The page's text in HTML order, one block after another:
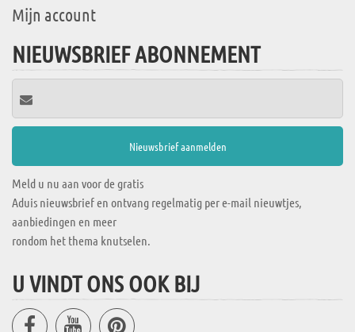
Mijn account
NIEUWSBRIEF ABONNEMENT
Meld u nu aan voor de gratis
Aduis nieuwsbrief en ontvang regelmatig per e-mail nieuwtjes,
aanbiedingen en meer
rondom het thema knutselen.
U VINDT ONS OOK BIJ